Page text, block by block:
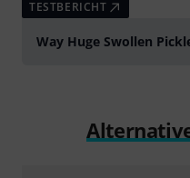
TESTBERICHT
Way Huge Swollen